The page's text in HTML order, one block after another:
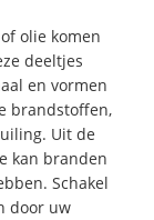
olie komen
deeltjes
en vormen
brandstoffen,
Uit de
kan branden
Schakel
door uw